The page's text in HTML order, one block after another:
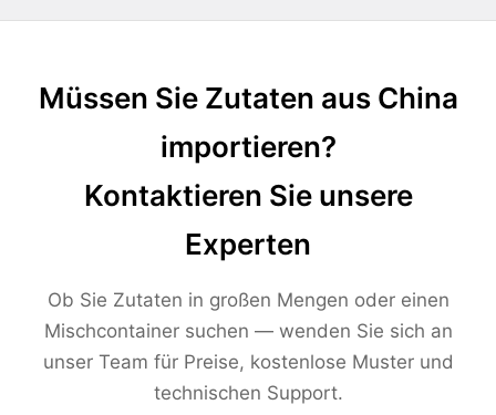
Müssen Sie Zutaten aus China
importieren?
Kontaktieren Sie unsere
Experten
Ob Sie Zutaten in großen Mengen oder einen
Mischcontainer suchen — wenden Sie sich an
unser Team für Preise, kostenlose Muster und
technischen Support.